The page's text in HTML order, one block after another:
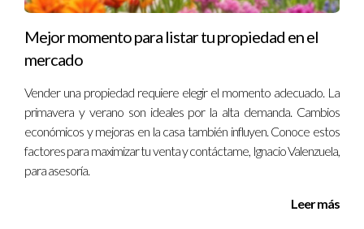
Preguntas Frecuentes
¿Qué debo buscar al revisar un contrato de
Debes prestar atención a la descripción del inmueble,
términos financieros, contingencias y plazos establecidos.
¿Es necesario contratar a un abogado para revisar
No es obligatorio, pero contar con un abogado o un agente
Mejor momento para listar tu propiedad en el
mercado
Vender una propiedad requiere elegir el momento adecuado. La
primavera y verano son ideales por la alta demanda. Cambios
económicos y mejoras en la casa también influyen. Conoce estos
factores para maximizar tu venta y contáctame, Ignacio Valenzuela,
para asesoría.
Leer más